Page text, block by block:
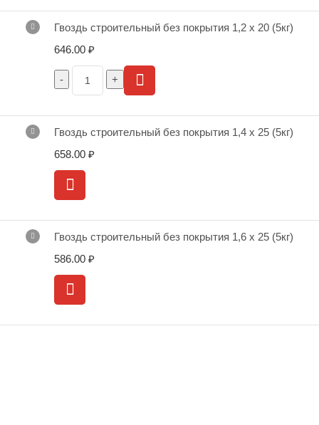
Гвоздь строительный без покрытия 1,2 х 20 (5кг)
646.00 ₽
Гвоздь строительный без покрытия 1,4 х 25 (5кг)
658.00 ₽
Гвоздь строительный без покрытия 1,6 х 25 (5кг)
586.00 ₽